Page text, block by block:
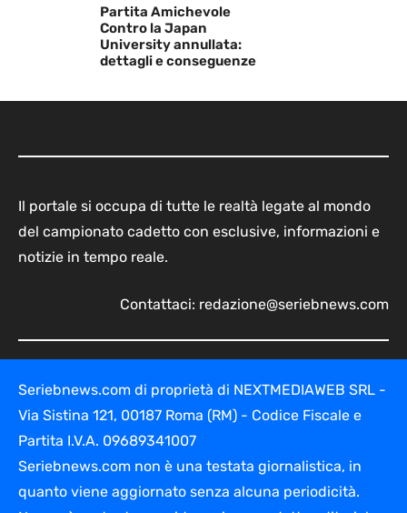
Partita Amichevole
Contro la Japan
University annullata:
dettagli e conseguenze
Il portale si occupa di tutte le realtà legate al mondo
del campionato cadetto con esclusive, informazioni e
notizie in tempo reale.
Contattaci: redazione@seriebnews.com
Seriebnews.com di proprietà di NEXTMEDIAWEB SRL -
Via Sistina 121, 00187 Roma (RM) - Codice Fiscale e
Partita I.V.A. 09689341007
Seriebnews.com non è una testata giornalistica, in
quanto viene aggiornato senza alcuna periodicità.